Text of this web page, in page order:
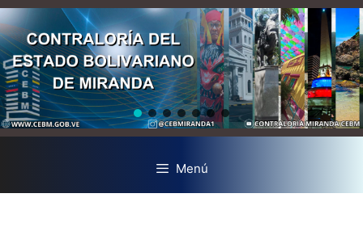
Menú